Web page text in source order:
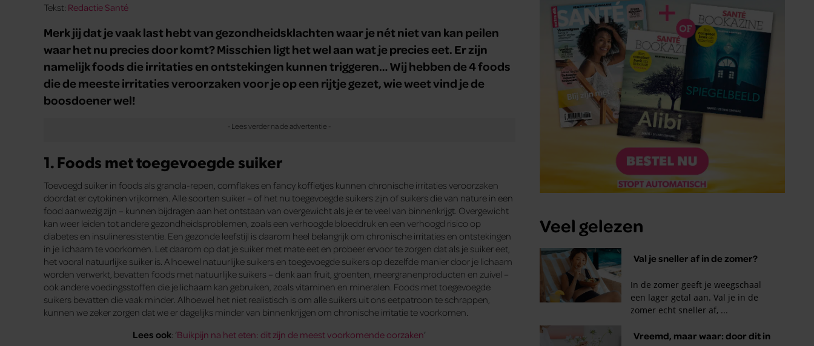
Tekst: Redactie Santé
Merk jij dat je vaak last hebt van gezondheidsklachten waar je nét niet van kan peilen
waar het nu precies door komt? Misschien ligt het wel aan wat je precies eet. Er zijn
namelijk foods die irritaties en ontstekingen kunnen triggeren… Wij hebben de 4 foods
die de meeste irritaties veroorzaken voor je op een rijtje gezet, wie weet vind je de
boosdoener wel!
1. Foods met toegevoegde suiker
Toevoegd suiker in foods als granola-repen, cornflakes en fancy koffietjes kunnen chronische irritaties veroorzaken
doordat er cytokinen vrijkomen. Alle soorten suiker – of het nu toegevoegde suikers zijn of suikers die van nature in een
food aanwezig zijn – kunnen bijdragen aan het ontstaan van overgewicht als je er te veel van binnenkrijgt. Overgewicht
kan weer leiden tot andere gezondheidsproblemen, zoals een verhoogde bloeddruk en een verhoogd risico op
diabetes en insulineresistentie. Een gezonde leefstijl is daarom heel belangrijk om chronische irritaties en ontstekingen
in je lichaam te voorkomen. Let daarom op dat je suiker met mate eet en probeer ervoor te zorgen dat als je suiker eet,
het vooral natuurlijke suiker is. Alhoewel natuurlijke suikers en toegevoegde suikers op dezelfde manier door je lichaam
worden verwerkt, bevatten foods met natuurlijke suikers – denk aan fruit, groenten, meergranenproducten en zuivel –
ook andere voedingsstoffen die je lichaam kan gebruiken, zoals vitaminen en mineralen. Foods met toegevoegde
suikers bevatten die vaak minder. Alhoewel het niet realistisch is om alle suikers uit ons eetpatroon te schrappen,
kunnen we zeker zorgen dat we er dagelijks minder van binnenkrijgen om chronische irritatie te voorkomen.
Lees ook: ‘Buikpijn na het eten: dit zijn de meest voorkomende oorzaken’